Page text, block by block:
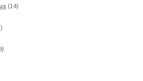
1414
48
Produkte
29